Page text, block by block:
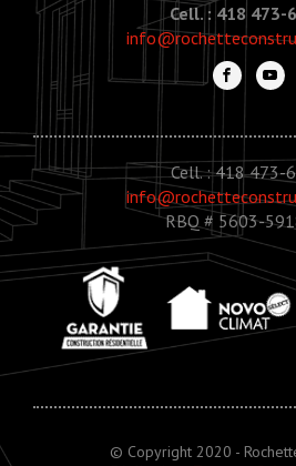
Cell. : 418 473-
Cell. : 418 473-
RBQ # 5603-
© Copyright 2020 -